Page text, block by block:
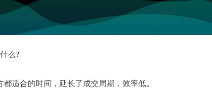
么?
适合的时间，延长了成交周期，效率低。